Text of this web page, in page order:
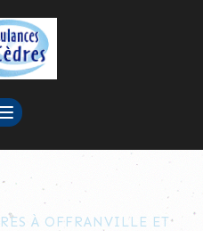
TOGGLE
NAVIGATION
À OFFRANVILLE ET